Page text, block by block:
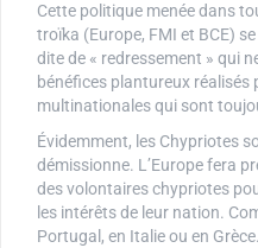
Cette politique menée dans
troïka (Europe, FMI et BCE)
dite de « redressement » qui
bénéfices plantureux réalisés
multinationales qui sont
Évidemment, les Chypriotes
démissionne. L’Europe fera
des volontaires chypriotes
les intérêts de leur nation.
Portugal, en Italie ou en Grèce.